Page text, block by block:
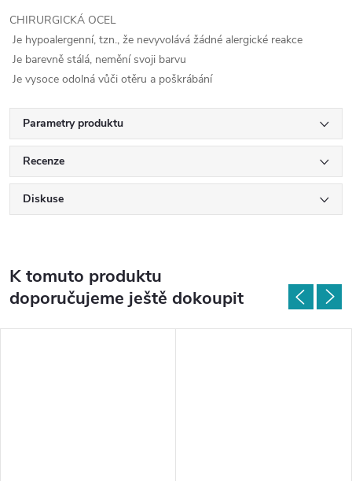
CHIRURGICKÁ OCEL
Je hypoalergenní, tzn., že nevyvolává žádné alergické reakce
Je barevně stálá, nemění svoji barvu
Je vysoce odolná vůči otěru a poškrábání
Parametry produktu
Recenze
Diskuse
K tomuto produktu
doporučujeme ještě dokoupit